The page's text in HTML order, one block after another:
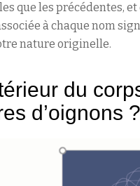
que les précédentes,
à chaque nom
nature originelle.
du
d’oignons ?